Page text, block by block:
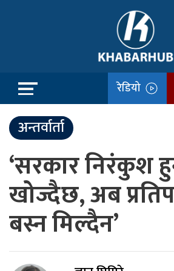
रेडियो
अन्तर्वार्ता
‘सरकार निरंकुश
खोज्दैछ, अब
बस्न मिल्दैन’